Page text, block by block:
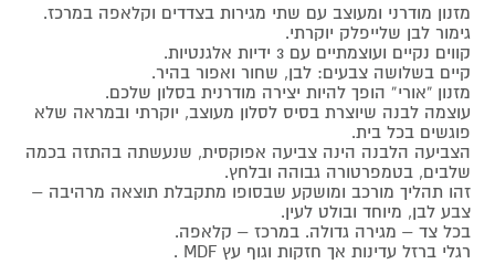
מזנון מודרני ומעוצב עם שתי מגירות בצדדים וקלאפה במרכז.
גימור לבן שלייפלק יוקרתי.
קווים נקיים ועוצמתיים עם 3 ידיות אלגנטיות.
קיים בשלושה צבעים: לבן, שחור ואפור בהיר.
מזנון “אורי” הופך להיות יצירה מודרנית בסלון שלכם.
עוצמה לבנה שיוצרת בסיס לסלון מעוצב, יוקרתי ובמראה שלא
פוגשים בכל בית.
הצביעה הלבנה הינה צביעה אפוקסית, שנעשתה בהתזה בכמה
שלבים, בטמפרטורה גבוהה ובלחץ.
זהו תהליך מורכב ומושקע שבסופו מתקבלת תוצאה מרהיבה –
צבע לבן, מיוחד ובולט לעין.
בכל צד – מגירה גדולה. במרכז – קלאפה.
רגלי ברזל עדינות אך חזקות וגוף עץ MDF .